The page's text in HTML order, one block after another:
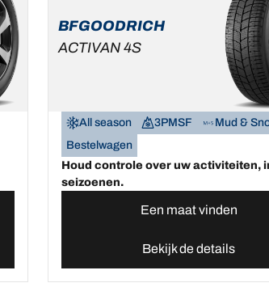
BFGOODRICH
ACTIVAN 4S
All season 3PMSF
Mud &
Bestelwagen
Houd controle over uw activiteiten,
seizoenen.
Een maat vinden
Bekijk de details